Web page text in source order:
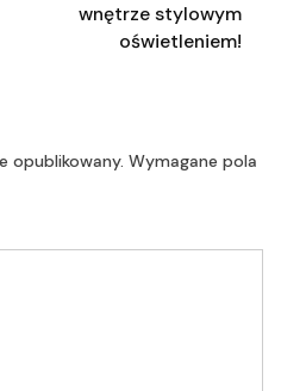
wnętrze stylowym
oświetleniem!
opublikowany. Wymagane pola